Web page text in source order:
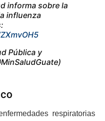
informa sobre la
influenza
Pública y
respiratorias